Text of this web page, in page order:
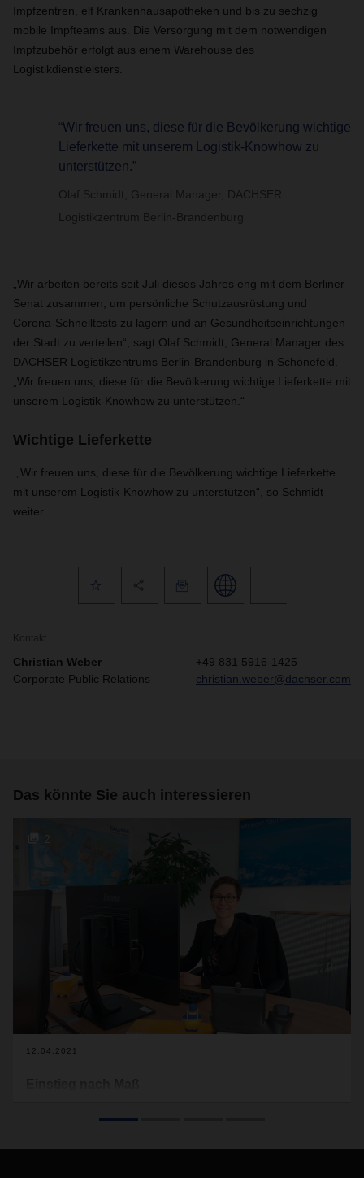
Impfzentren, elf Krankenhausapotheken und bis zu sechzig
mobile Impfteams aus. Die Versorgung mit dem notwendigen
Impfzubehör erfolgt aus einem Warehouse des
Logistikdienstleisters.
“Wir freuen uns, diese für die Bevölkerung wichtige
Lieferkette mit unserem Logistik-Knowhow zu
unterstützen.”
Olaf Schmidt, General Manager, DACHSER
Logistikzentrum Berlin-Brandenburg
„Wir arbeiten bereits seit Juli dieses Jahres eng mit dem Berliner
Senat zusammen, um persönliche Schutzausrüstung und
Corona-Schnelltests zu lagern und an Gesundheitseinrichtungen
der Stadt zu verteilen“, sagt Olaf Schmidt, General Manager des
DACHSER Logistikzentrums Berlin-Brandenburg in Schönefeld.
„Wir freuen uns, diese für die Bevölkerung wichtige Lieferkette mit
unserem Logistik-Knowhow zu unterstützen.“
Wichtige Lieferkette
„Wir freuen uns, diese für die Bevölkerung wichtige Lieferkette
mit unserem Logistik-Knowhow zu unterstützen“, so Schmidt
weiter.
Kontakt
Christian Weber
Corporate Public Relations
+49 831 5916-1425
christian.weber@dachser.com
Das könnte Sie auch interessieren
12.04.2021